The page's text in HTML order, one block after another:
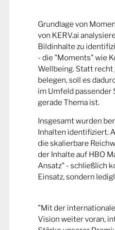
Grundlage von
von KERV.ai
Bildinhalte zu
- die "Moments" wie
Wellbeing. Statt recht
belegen, soll es
im Umfeld passender
gerade Thema ist.
Insgesamt wurden
Inhalten identifiziert.
die skalierbare
der Inhalte auf HBO
Ansatz" - schließlich
Einsatz, sondern
"Mit der
Vision weiter voran,